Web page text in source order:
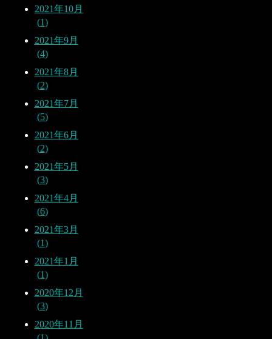
2021年10月
1
2021年9月
4
2021年8月
2
2021年7月
5
2021年6月
2
2021年5月
3
2021年4月
6
2021年3月
1
2021年1月
1
2020年12月
3
2020年11月